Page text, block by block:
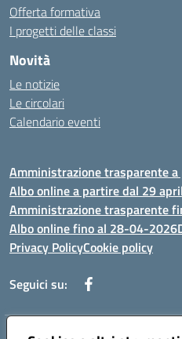
Offerta formativa
I progetti delle classi
Novità
Le notizie
Le circolari
Calendario eventi
Amministrazione trasparente
Albo online a partire dal 29
Amministrazione trasparente
Albo online fino al 28-04-2026
Privacy PolicyCookie policy
Seguici su: